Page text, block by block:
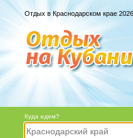
Отдых в Краснодарском крае 2026
Куда едем?